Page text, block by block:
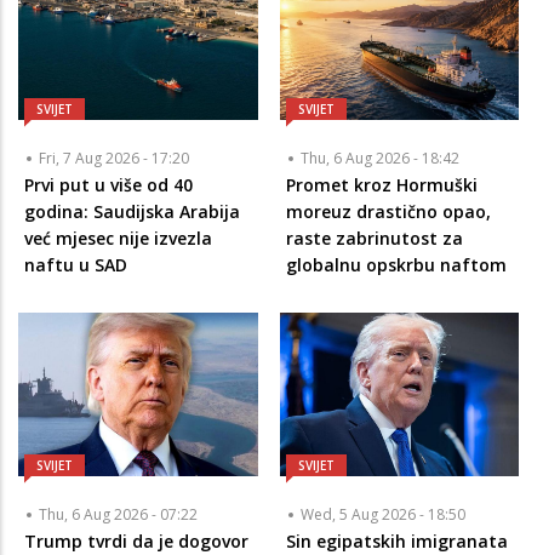
SVIJET
Fri, 7 Aug 2026 - 17:20
Prvi put u više od 40
godina: Saudijska Arabija
već mjesec nije izvezla
naftu u SAD
SVIJET
Thu, 6 Aug 2026 - 18:42
Promet kroz Hormuški
moreuz drastično opao,
raste zabrinutost za
globalnu opskrbu naftom
SVIJET
Thu, 6 Aug 2026 - 07:22
Trump tvrdi da je dogovor
SVIJET
Wed, 5 Aug 2026 - 18:50
Sin egipatskih imigranata